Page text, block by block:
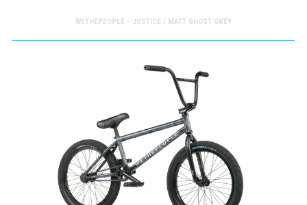
WETHEPEOPLE - JUSTICE / MATT GHOST GREY